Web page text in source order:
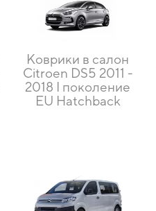
Коврики в салон
Citroen DS5 2011 -
2018 I поколение
EU Hatchback